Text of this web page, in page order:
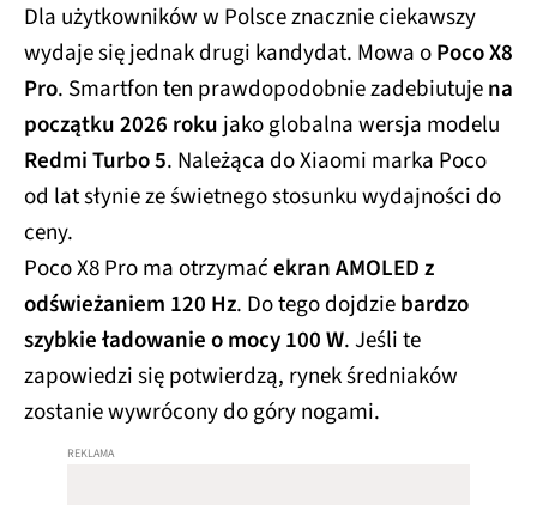
Dla użytkowników w Polsce znacznie ciekawszy
wydaje się jednak drugi kandydat. Mowa oPoco X8
Pro. Smartfon ten prawdopodobnie zadebiutujena
początku 2026 roku jako globalna wersja modelu
Redmi Turbo 5. Należąca do Xiaomi marka Poco
od lat słynie ze świetnego stosunku wydajności do
ceny.
Poco X8 Pro ma otrzymaćekran AMOLED z
odświeżaniem 120 Hz. Do tego dojdziebardzo
szybkie ładowanie o mocy 100 W. Jeśli te
zapowiedzi się potwierdzą, rynek średniaków
zostanie wywrócony do góry nogami.